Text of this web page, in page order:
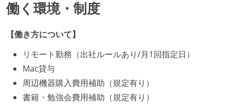
働く環境・制度
【働き方について】
リモート勤務（出社ルールあり/月1回指定日）
Mac貸与
周辺機器購入費用補助（規定有り）
書籍・勉強会費用補助（規定有り）